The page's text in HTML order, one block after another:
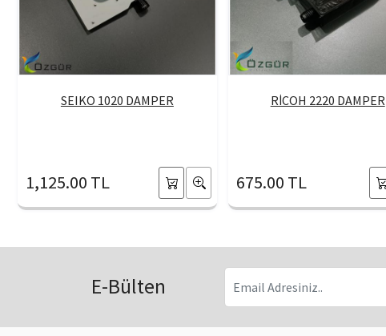
SEIKO 1020 DAMPER
1,125.00 TL
RİCOH 2220 DAMPER
675.00 TL
E-Bülten